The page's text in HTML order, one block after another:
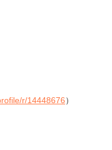
r/14448676）